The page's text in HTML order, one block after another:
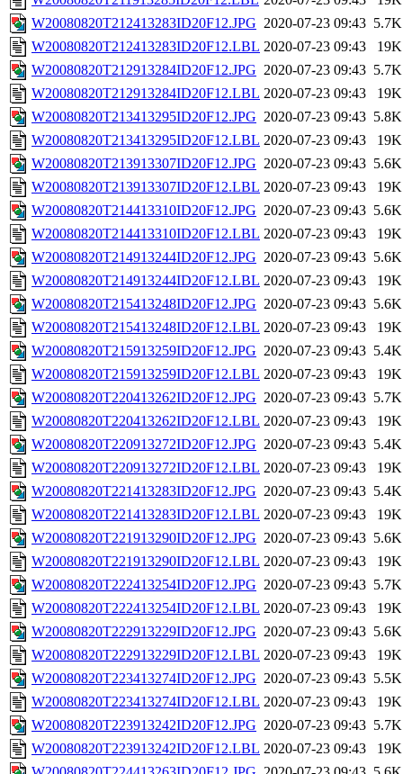
W20080820T212413283ID20F12.JPG 2020-07-23 09:43 5.7K
W20080820T212413283ID20F12.LBL 2020-07-23 09:43
19K
W20080820T212913284ID20F12.JPG 2020-07-23 09:43 5.7K
W20080820T212913284ID20F12.LBL 2020-07-23 09:43
19K
W20080820T213413295ID20F12.JPG 2020-07-23 09:43 5.8K
W20080820T213413295ID20F12.LBL 2020-07-23 09:43
19K
W20080820T213913307ID20F12.JPG 2020-07-23 09:43 5.6K
W20080820T213913307ID20F12.LBL 2020-07-23 09:43
19K
W20080820T214413310ID20F12.JPG 2020-07-23 09:43 5.6K
W20080820T214413310ID20F12.LBL 2020-07-23 09:43
19K
W20080820T214913244ID20F12.JPG 2020-07-23 09:43 5.6K
W20080820T214913244ID20F12.LBL 2020-07-23 09:43
19K
W20080820T215413248ID20F12.JPG 2020-07-23 09:43 5.6K
W20080820T215413248ID20F12.LBL 2020-07-23 09:43
19K
W20080820T215913259ID20F12.JPG 2020-07-23 09:43 5.4K
W20080820T215913259ID20F12.LBL 2020-07-23 09:43
19K
W20080820T220413262ID20F12.JPG 2020-07-23 09:43 5.7K
W20080820T220413262ID20F12.LBL 2020-07-23 09:43
19K
W20080820T220913272ID20F12.JPG 2020-07-23 09:43 5.4K
W20080820T220913272ID20F12.LBL 2020-07-23 09:43
19K
W20080820T221413283ID20F12.JPG 2020-07-23 09:43 5.4K
W20080820T221413283ID20F12.LBL 2020-07-23 09:43
19K
W20080820T221913290ID20F12.JPG 2020-07-23 09:43 5.6K
W20080820T221913290ID20F12.LBL 2020-07-23 09:43
19K
W20080820T222413254ID20F12.JPG 2020-07-23 09:43 5.7K
W20080820T222413254ID20F12.LBL 2020-07-23 09:43
19K
W20080820T222913229ID20F12.JPG 2020-07-23 09:43 5.6K
W20080820T222913229ID20F12.LBL 2020-07-23 09:43
19K
W20080820T223413274ID20F12.JPG 2020-07-23 09:43 5.5K
W20080820T223413274ID20F12.LBL 2020-07-23 09:43
19K
W20080820T223913242ID20F12.JPG 2020-07-23 09:43 5.7K
W20080820T223913242ID20F12.LBL 2020-07-23 09:43
19K